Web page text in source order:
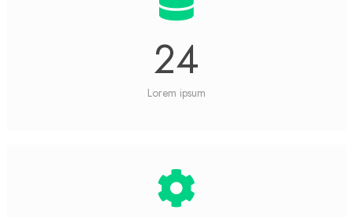
24
Lorem ipsum